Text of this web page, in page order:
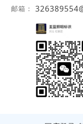
邮箱：